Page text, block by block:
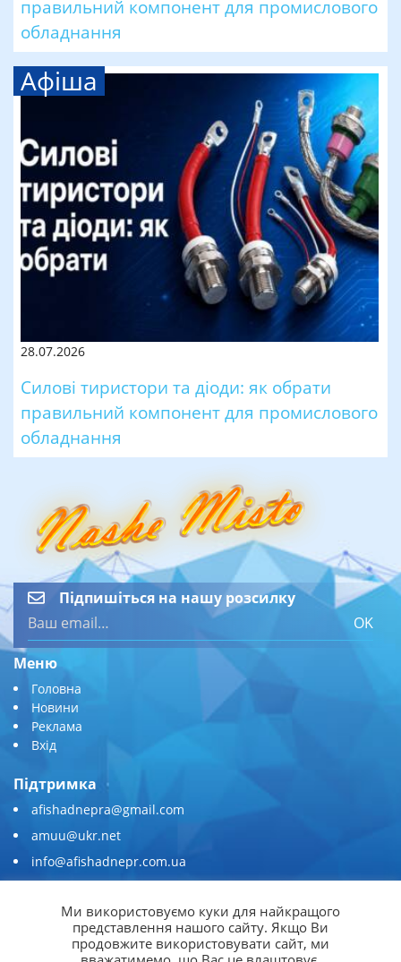
правильний компонент для промислового
обладнання
Афіша
28.07.2026
Силові тиристори та діоди: як обрати
правильний компонент для промислового
обладнання
Підпишіться на нашу розсилку
OK
Меню
Головна
Новини
Реклама
Вхід
Підтримка
afishadnepra@gmail.com
amuu@ukr.net
info@afishadnepr.com.ua
Приєднуйтесь
Ми використовуємо куки для найкращого
представлення нашого сайту. Якщо Ви
продовжите використовувати сайт, ми